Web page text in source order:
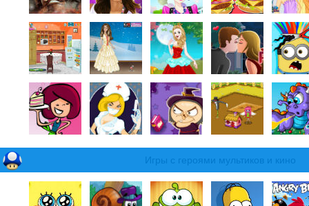
Игры с героями мультиков и кино